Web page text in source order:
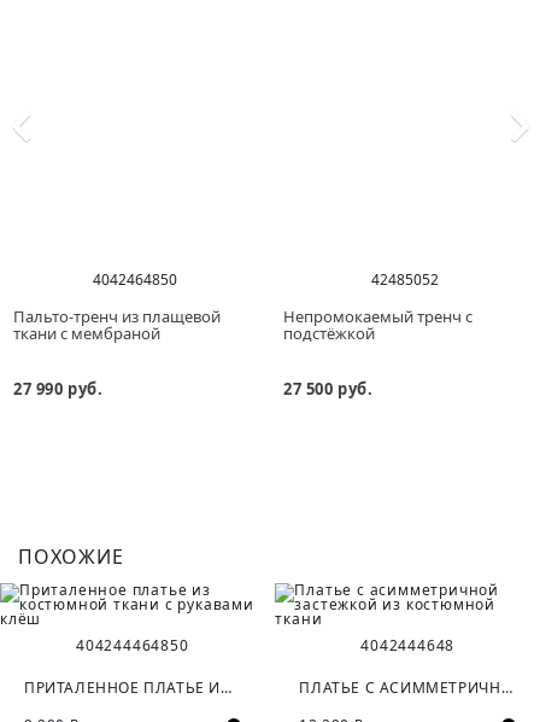
4042464850
Пальто-тренч из плащевой
ткани с мембраной
27 990 руб.
42485052
Непромокаемый тренч с
подстёжкой
27 500 руб.
ПОХОЖИЕ
404244464850
ПРИТАЛЕННОЕ ПЛАТЬЕ ИЗ КОСТЮМНОЙ ТКАНИ С РУКАВАМИ КЛЁШ
4042444648
ПЛАТЬЕ С АСИММЕТРИЧНОЙ ЗАСТЕЖКОЙ ИЗ КОСТЮМНОЙ ТКАНИ